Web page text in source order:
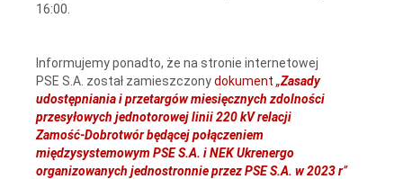
16:00.
Informujemy ponadto, że na stronie internetowej
PSE S.A. został zamieszczonydokument „Zasady
udostępniania i przetargów miesięcznych zdolności
przesyłowych jednotorowej linii 220 kV relacji
Zamość‑Dobrotwór będącej połączeniem
międzysystemowym PSE S.A. i NEK Ukrenergo
organizowanych jednostronnie przez PSE S.A. w 2023 r”